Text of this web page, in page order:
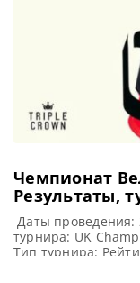
Чемпионат
Результаты,
Даты проведения:
турнира: UK
Тип турнира: